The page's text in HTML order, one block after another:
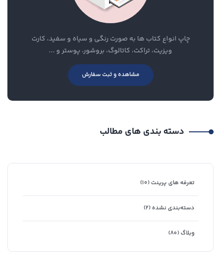
چاپ انواع کتاب ها به صورت رنگی و سیاه و سفید، کارت
ویزیت، تراکت، کاتالوگ، بروشور، پوستر و ...
مشاهده و ثبت سفارش
دسته بندی های مطالب
تعرفه های پرینت (۱۰)
دسته‌بندی نشده (۲)
وبلاگ (۸۰)